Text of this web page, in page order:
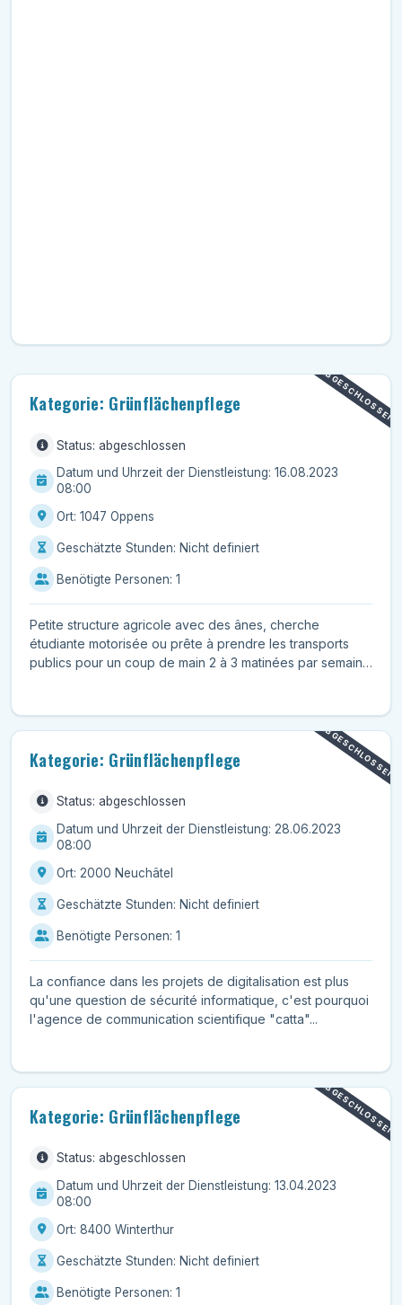
ABGESCHLOSSEN
Kategorie: Grünflächenpflege
Status: abgeschlossen
Datum und Uhrzeit der Dienstleistung: 16.08.2023
08:00
Ort: 1047 Oppens
Geschätzte Stunden: Nicht definiert
Benötigte Personen: 1
Petite structure agricole avec des ânes, cherche
étudiante motorisée ou prête à prendre les transports
publics pour un coup de main 2 à 3 matinées par semaine
ABGESCHLOSSEN
Kategorie: Grünflächenpflege
Status: abgeschlossen
Datum und Uhrzeit der Dienstleistung: 28.06.2023
08:00
Ort: 2000 Neuchâtel
Geschätzte Stunden: Nicht definiert
Benötigte Personen: 1
La confiance dans les projets de digitalisation est plus
qu'une question de sécurité informatique, c'est pourquoi
l'agence de communication scientifique "catta"...
ABGESCHLOSSEN
Kategorie: Grünflächenpflege
Status: abgeschlossen
Datum und Uhrzeit der Dienstleistung: 13.04.2023
08:00
Ort: 8400 Winterthur
Geschätzte Stunden: Nicht definiert
Benötigte Personen: 1